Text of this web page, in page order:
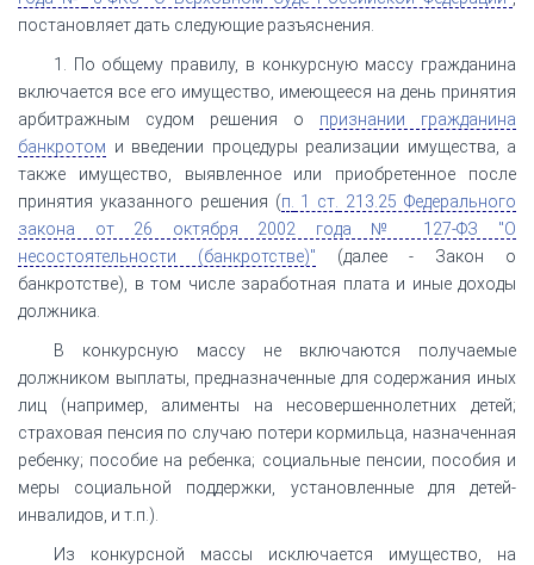
постановляет дать следующие разъяснения.
1. По общему правилу, в конкурсную массу гражданина
включается все его имущество, имеющееся на день принятия
арбитражным судом решения о признании гражданина
банкротом и введении процедуры реализации имущества, а
также имущество, выявленное или приобретенное после
принятия указанного решения (п. 1 ст.
213.25 Федерального
закона от 26 октября 2002 года № 127-ФЗ "О
несостоятельности (банкротстве)" (далее - Закон о
банкротстве), в том числе заработная плата и иные доходы
должника.
В конкурсную массу не включаются получаемые
должником выплаты, предназначенные для содержания иных
лиц (например, алименты на несовершеннолетних детей;
страховая пенсия по случаю потери кормильца, назначенная
ребенку; пособие на ребенка; социальные пенсии, пособия и
меры социальной поддержки, установленные для детей-
инвалидов, и т.п.).
Из конкурсной массы исключается имущество, на